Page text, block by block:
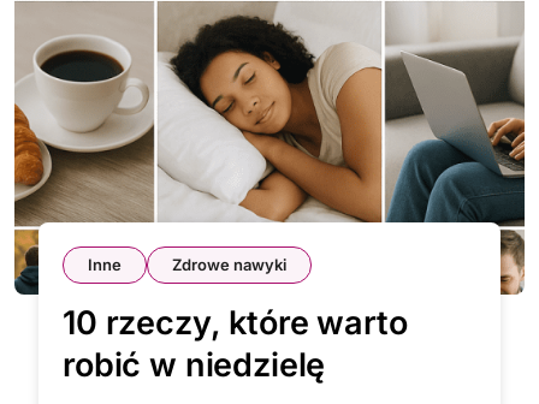
Inne Zdrowe nawyki
10 rzeczy, które warto
robić w niedzielę